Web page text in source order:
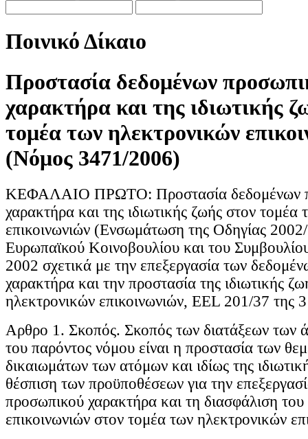
Ποινικό Δίκαιο
Προστασία δεδομένων
χαρακτήρα και της ιδιωτικής
τομέα των ηλεκτρονικών
(Νόμος 3471/2006)
ΚΕΦΑΛΑΙΟ ΠΡΩΤΟ: Προστασία δεδομένων
χαρακτήρα και της ιδιωτικής ζωής στον τομέα
επικοινωνιών (Ενσωμάτωση της Οδηγίας
Ευρωπαϊκού Κοινοβουλίου και του
2002 σχετικά με την επεξεργασία των
χαρακτήρα και την προστασία της ιδιωτικής
ηλεκτρονικών επικοινωνιών, ΕΕL 201/37 της
Aρθρο 1. Σκοπός. Σκοπός των διατάξεων των
του παρόντος νόμου είναι η προστασία των
δικαιωμάτων των ατόμων και ιδίως της
θέσπιση των προϋποθέσεων για την
προσωπικού χαρακτήρα και τη διασφάλιση
επικοινωνιών στον τομέα των ηλεκτρονικών